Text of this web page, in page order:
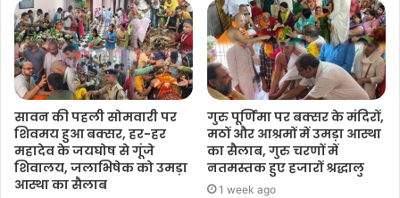
सावन की पहली सोमवारी पर
शिवमय हुआ बक्सर, हर-हर
महादेव के जयघोष से गूंजे
शिवालय, जलाभिषेक को उमड़ा
आस्था का सैलाब
गुरु पूर्णिमा पर बक्सर के मंदिरों,
मठों और आश्रमों में उमड़ा आस्था
का सैलाब, गुरु चरणों में
नतमस्तक हुए हजारों श्रद्धालु
1 week ago